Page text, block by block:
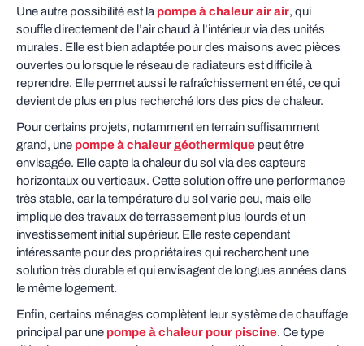
Une autre possibilité est la pompe à chaleur air air, qui
souffle directement de l’air chaud à l’intérieur via des unités
murales. Elle est bien adaptée pour des maisons avec pièces
ouvertes ou lorsque le réseau de radiateurs est difficile à
reprendre. Elle permet aussi le rafraîchissement en été, ce qui
devient de plus en plus recherché lors des pics de chaleur.
Pour certains projets, notamment en terrain suffisamment
grand, une pompe à chaleur géothermique peut être
envisagée. Elle capte la chaleur du sol via des capteurs
horizontaux ou verticaux. Cette solution offre une performance
très stable, car la température du sol varie peu, mais elle
implique des travaux de terrassement plus lourds et un
investissement initial supérieur. Elle reste cependant
intéressante pour des propriétaires qui recherchent une
solution très durable et qui envisagent de longues années dans
le même logement.
Enfin, certains ménages complètent leur système de chauffage
principal par une pompe à chaleur pour piscine. Ce type